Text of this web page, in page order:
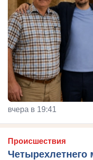
вчера в 19:41
Происшествия
Четырехлетнего